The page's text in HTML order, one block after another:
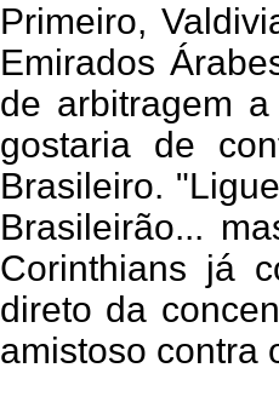
Primeiro,
Emirados
de arbitragem
gostaria de
Brasileiro.
Brasileirão...
Corinthians já
direto da
amistoso contra